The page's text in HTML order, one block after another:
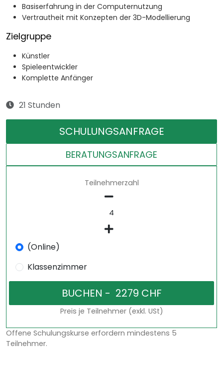
Basiserfahrung in der Computernutzung
Vertrautheit mit Konzepten der 3D-Modellierung
Zielgruppe
Künstler
Spieleentwickler
Komplette Anfänger
21 Stunden
SCHULUNGSANFRAGE
BERATUNGSANFRAGE
Teilnehmerzahl
(Online)
Klassenzimmer
Preis je Teilnehmer (exkl. USt)
Offene Schulungskurse erfordern mindestens 5
Teilnehmer.